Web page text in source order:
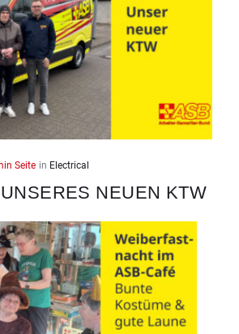
Seite in Electrical
NEUEN KTW